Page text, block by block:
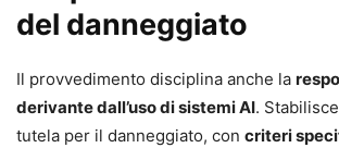
del danneggiato
Il provvedimento disciplina anche la
derivante dall’uso di sistemi AI.
tutela per il danneggiato, con criteri